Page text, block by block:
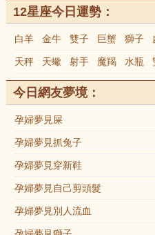
12星座今日運勢：
白羊 金牛 雙子 巨蟹 獅子
天秤 天蠍 射手 魔羯 水瓶
今日網友夢境：
孕婦夢見屎
孕婦夢見抓兔子
孕婦夢見穿新鞋
孕婦夢見自己剪頭髮
孕婦夢見別人流血